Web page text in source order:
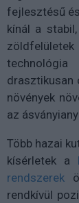
fejlesztésű
kínál a
drasztikusan
növények
az
Több hazai
kísérletek a
rendszerek
rendkívül